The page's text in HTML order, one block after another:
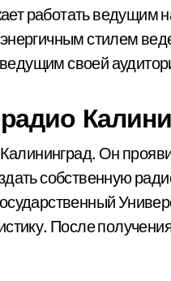
работать ведущим
стилем
своей
Он
собственную
После